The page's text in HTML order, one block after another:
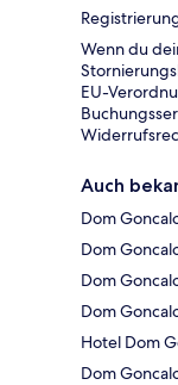
Wenn du
EU-
Auch
Dom
Dom
Dom
Dom
Hotel Dom
Dom